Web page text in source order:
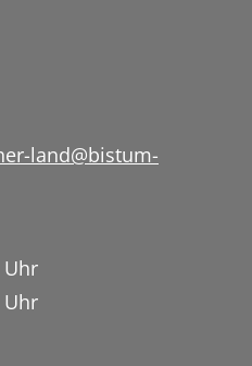
land@bistum-
Uhr